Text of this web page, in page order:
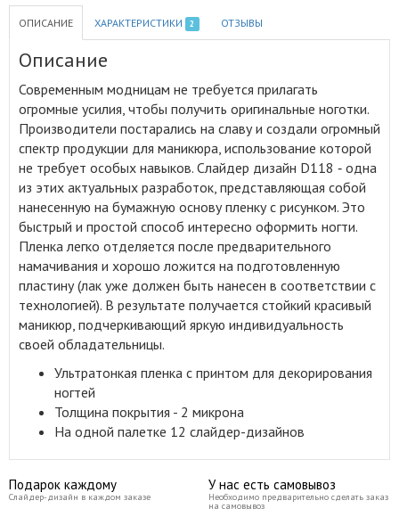
ОПИСАНИЕ ХАРАКТЕРИСТИКИ 2 ОТЗЫВЫ
Описание
Современным модницам не требуется прилагать
огромные усилия, чтобы получить оригинальные ноготки.
Производители постарались на славу и создали огромный
спектр продукции для маникюра, использование которой
не требует особых навыков. Слайдер дизайн D118 ‑ одна
из этих актуальных разработок, представляющая собой
нанесенную на бумажную основу пленку с рисунком. Это
быстрый и простой способ интересно оформить ногти.
Пленка легко отделяется после предварительного
намачивания и хорошо ложится на подготовленную
пластину (лак уже должен быть нанесен в соответствии с
технологией). В результате получается стойкий красивый
маникюр, подчеркивающий яркую индивидуальность
своей обладательницы.
Ультратонкая пленка с принтом для декорирования
ногтей
Толщина покрытия - 2 микрона
На одной палетке 12 слайдер-дизайнов
Подарок каждому
Слайдер-дизайн в каждом заказе
У нас есть самовывоз
Необходимо предварительно сделать заказ
на самовывоз